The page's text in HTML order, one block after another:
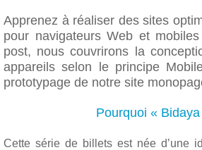
Apprenez à réaliser des sites
pour navigateurs Web et
post, nous couvrirons la
appareils selon le principe
prototypage de notre site
Pourquoi «
Cette série de billets est née d’une